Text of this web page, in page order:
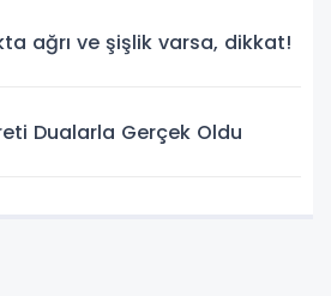
ağrı ve şişlik varsa, dikkat!
Dualarla Gerçek Oldu